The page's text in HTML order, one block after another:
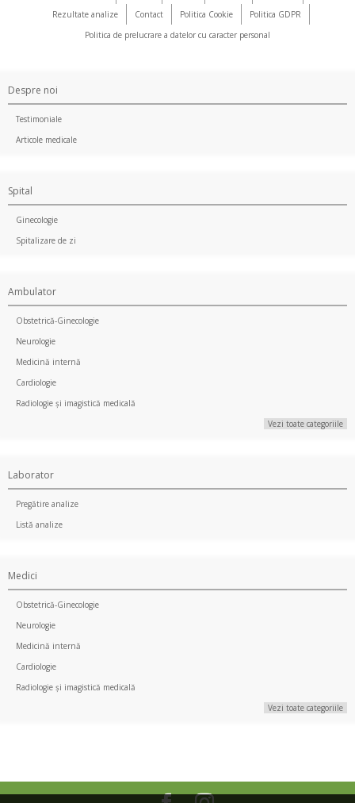
Rezultate analize
Contact Politica Cookie
Politica GDPR
Politica de prelucrare a datelor cu caracter personal
Despre noi
Testimoniale
Articole medicale
Spital
Ginecologie
Spitalizare de zi
Ambulator
Obstetrică-Ginecologie
Neurologie
Medicină internă
Cardiologie
Radiologie și imagistică medicală
Vezi toate categoriile
Laborator
Pregătire analize
Listă analize
Medici
Obstetrică-Ginecologie
Neurologie
Medicină internă
Cardiologie
Radiologie și imagistică medicală
Vezi toate categoriile